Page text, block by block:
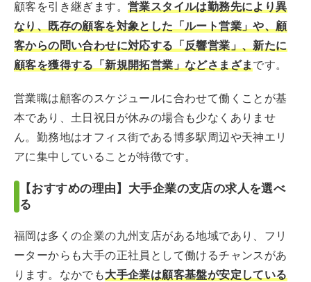
顧客を引き継ぎます。 営業スタイルは勤務先により異
なり、既存の顧客を対象とした「ルート営業」や、顧
客からの問い合わせに対応する「反響営業」、新たに
顧客を獲得する「新規開拓営業」などさまざまです。
営業職は顧客のスケジュールに合わせて働くことが基
本であり、土日祝日が休みの場合も少なくありませ
ん。勤務地はオフィス街である博多駅周辺や天神エリ
アに集中していることが特徴です。
【おすすめの理由】大手企業の支店の求人を選べ
る
福岡は多くの企業の九州支店がある地域であり、フリ
ーターからも大手の正社員として働けるチャンスがあ
ります。なかでも大手企業は顧客基盤が安定している